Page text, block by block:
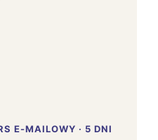
E-MAILOWY · 5 DNI